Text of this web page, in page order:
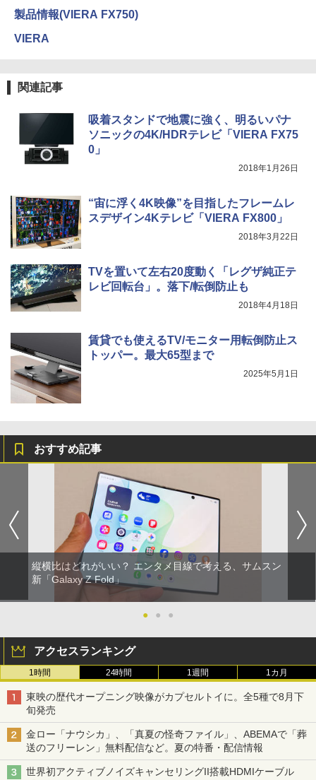
製品情報(VIERA FX750)
VIERA
関連記事
吸着スタンドで地震に強く、明るいパナ
ソニックの4K/HDRテレビ「VIERA FX75
0」
2018年1月26日
“宙に浮く4K映像”を目指したフレームレ
スデザイン4Kテレビ「VIERA FX800」
2018年3月22日
TVを置いて左右20度動く「レグザ純正テ
レビ回転台」。落下/転倒防止も
2018年4月18日
賃貸でも使えるTV/モニター用転倒防止ス
トッパー。最大65型まで
2025年5月1日
おすすめ記事
縦横比はどれがいい？ エンタメ目線で考える、サムスン
新「Galaxy Z Fold」
● ● ●
アクセスランキング
1時間 24時間 1週間 1カ月
東映の歴代オープニング映像がカプセルトイに。全5種で8月下
旬発売
金ロー「ナウシカ」、「真夏の怪奇ファイル」、ABEMAで「葬
送のフリーレン」無料配信など。夏の特番・配信情報
世界初アクティブノイズキャンセリングII搭載HDMIケーブル